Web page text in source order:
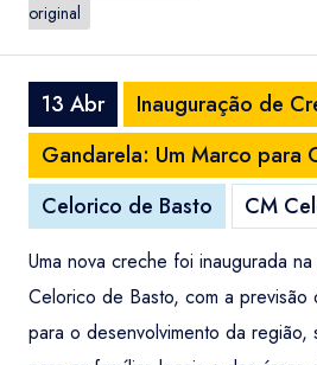
original
13 Abr
Inauguração de
Gandarela: Um Marco para
Celorico de Basto
CM
Uma nova creche foi inaugurada
Celorico de Basto, com a previsão
para o desenvolvimento da região,